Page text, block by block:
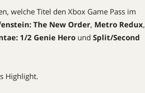
welche Titel den Xbox Game Pass im
The New Order, Metro Redux,
1/2 Genie Hero und Split/Second
Highlight.